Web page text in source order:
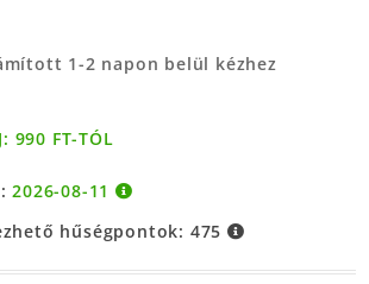
1-2 napon belül kézhez
990 FT-TÓL
2026-08-11
hűségpontok: 475